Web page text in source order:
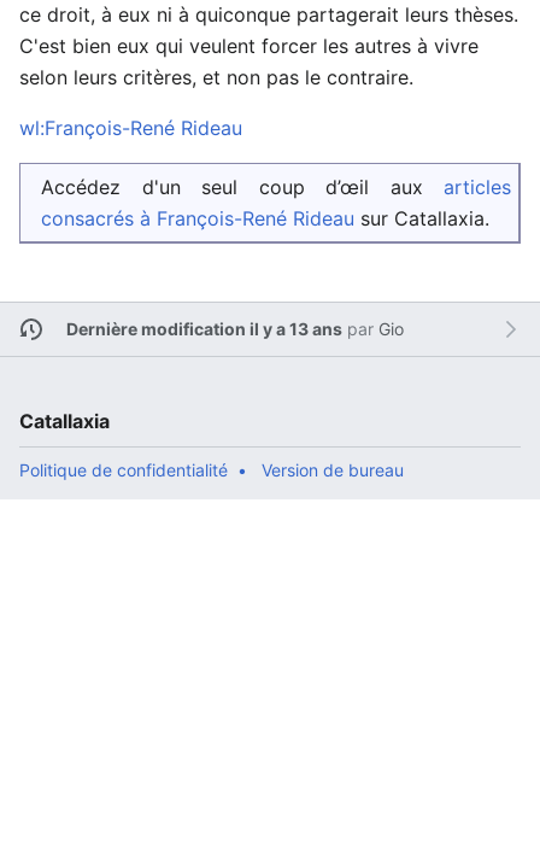
ce droit, à eux ni à quiconque partagerait leurs thèses.
C'est bien eux qui veulent forcer les autres à vivre
selon leurs critères, et non pas le contraire.
wl:François-René Rideau
Accédez d'un seul coup d’œil aux articles
consacrés à François-René Rideau sur Catallaxia.
Dernière modification il y a 13 anspar Gio
Catallaxia
Politique de confidentialité Version de bureau